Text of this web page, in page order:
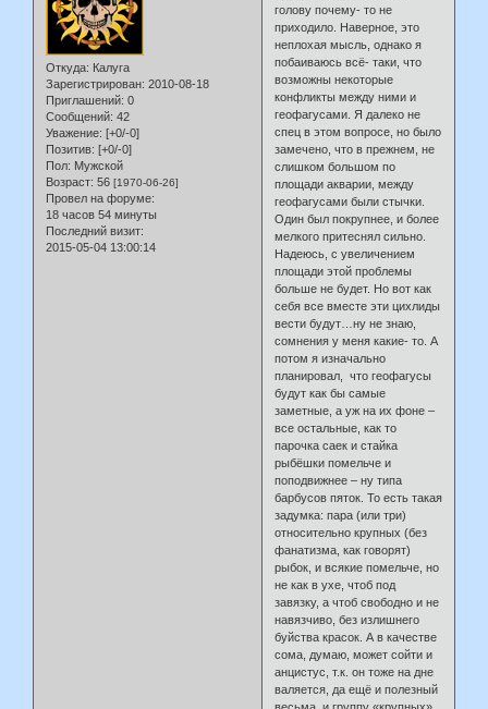
Откуда: Калуга
Зарегистрирован: 2010-08-18
Приглашений: 0
Сообщений: 42
Уважение: [+0/-0]
Позитив: [+0/-0]
Пол: Мужской
Возраст: 56 [1970-06-26]
Провел на форуме:
18 часов 54 минуты
Последний визит:
2015-05-04 13:00:14
голову почему- то не
приходило. Наверное, это
неплохая мысль, однако я
побаиваюсь всё- таки, что
возможны некоторые
конфликты между ними и
геофагусами. Я далеко не
спец в этом вопросе, но было
замечено, что в прежнем, не
слишком большом по
площади акварии, между
геофагусами были стычки.
Один был покрупнее, и более
мелкого притеснял сильно.
Надеюсь, с увеличением
площади этой проблемы
больше не будет. Но вот как
себя все вместе эти цихлиды
вести будут…ну не знаю,
сомнения у меня какие- то. А
потом я изначально
планировал, что геофагусы
будут как бы самые
заметные, а уж на их фоне –
все остальные, как то
парочка саек и стайка
рыбёшки помельче и
поподвижнее – ну типа
барбусов пяток. То есть такая
задумка: пара (или три)
относительно крупных (без
фанатизма, как говорят)
рыбок, и всякие помельче, но
не как в ухе, чтоб под
завязку, а чтоб свободно и не
навязчиво, без излишнего
буйства красок. А в качестве
сома, думаю, может сойти и
анцистус, т.к. он тоже на дне
валяется, да ещё и полезный